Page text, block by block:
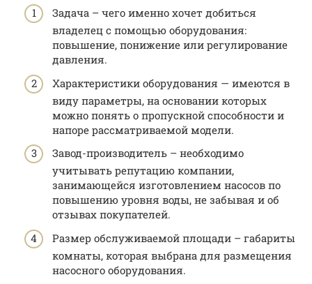
Задача – чего именно хочет добиться
владелец с помощью оборудования:
повышение, понижение или регулирование
давления.
Характеристики оборудования — имеются в
виду параметры, на основании которых
можно понять о пропускной способности и
напоре рассматриваемой модели.
Завод-производитель – необходимо
учитывать репутацию компании,
занимающейся изготовлением насосов по
повышению уровня воды, не забывая и об
отзывах покупателей.
Размер обслуживаемой площади – габариты
комнаты, которая выбрана для размещения
насосного оборудования.